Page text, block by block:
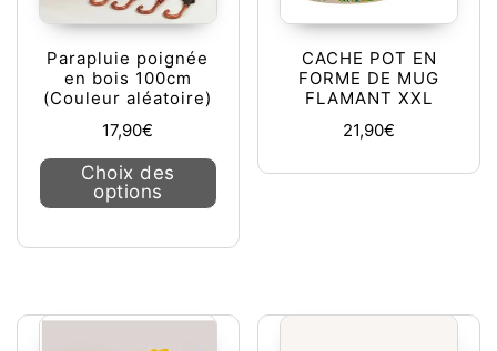
Parapluie poignée
en bois 100cm
(Couleur aléatoire)
17,90€
Choix des
options
Ce produit a plusieurs variations.
CACHE POT EN
FORME DE MUG
FLAMANT XXL
21,90€